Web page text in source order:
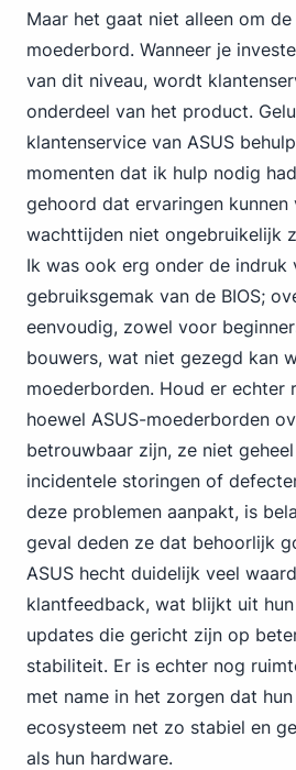
Maar het gaat niet alleen om
moederbord. Wanneer je
van dit niveau, wordt
onderdeel van het product.
klantenservice van ASUS
momenten dat ik hulp nodig
gehoord dat ervaringen kunnen
wachttijden niet ongebruikelijk
Ik was ook erg onder de indruk
gebruiksgemak van de BIOS;
eenvoudig, zowel voor
bouwers, wat niet gezegd kan
moederborden. Houd er echter
hoewel ASUS-moederborden
betrouwbaar zijn, ze niet
incidentele storingen of
deze problemen aanpakt, is
geval deden ze dat behoorlijk
ASUS hecht duidelijk veel
klantfeedback, wat blijkt uit
updates die gericht zijn op
stabiliteit. Er is echter nog
met name in het zorgen dat
ecosysteem net zo stabiel en
als hun hardware.